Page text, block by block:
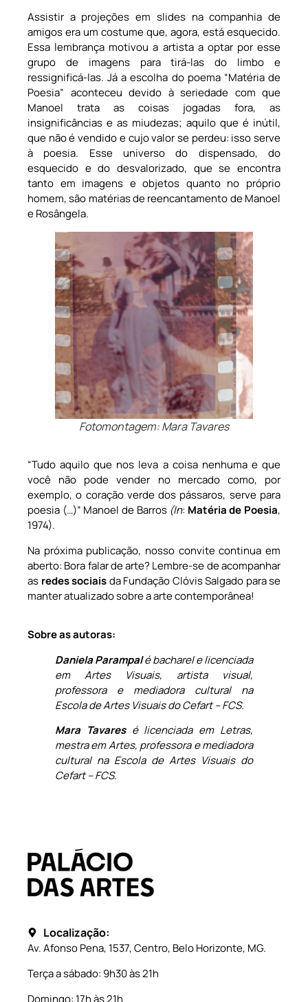
Assistir a projeções em slides na companhia de
amigos era um costume que, agora, está esquecido.
Essa lembrança motivou a artista a optar por esse
grupo de imagens para tirá-las do limbo e
ressignificá-las. Já a escolha do poema “Matéria de
Poesia” aconteceu devido à seriedade com que
Manoel trata as coisas jogadas fora, as
insignificâncias e as miudezas; aquilo que é inútil,
que não é vendido e cujo valor se perdeu: isso serve
à poesia. Esse universo do dispensado, do
esquecido e do desvalorizado, que se encontra
tanto em imagens e objetos quanto no próprio
homem, são matérias de reencantamento de Manoel
e Rosângela.
Fotomontagem: Mara Tavares
“Tudo aquilo que nos leva a coisa nenhuma e que
você não pode vender no mercado como, por
exemplo, o coração verde dos pássaros, serve para
poesia (…)” Manoel de Barros (In: Matéria de Poesia,
1974).
Na próxima publicação, nosso convite continua em
aberto: Bora falar de arte? Lembre-se de acompanhar
as redes sociaisda Fundação Clóvis Salgado para se
manter atualizado sobre a arte contemporânea!
Sobre as autoras:
Daniela Parampalé bacharel e licenciada
em Artes Visuais, artista visual,
professora e mediadora cultural na
Escola de Artes Visuais do Cefart – FCS.
Mara Tavaresé licenciada em Letras,
mestra em Artes, professora e mediadora
cultural na Escola de Artes Visuais do
Cefart – FCS.
Localização:
Av. Afonso Pena, 1537, Centro, Belo Horizonte, MG.
Terça a sábado: 9h30 às 21h
Domingo: 17h às 21h